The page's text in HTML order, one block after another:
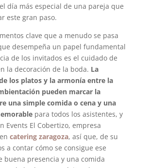
día más especial de una pareja que
este gran paso.
clave que a menudo se pasa
desempeña un papel fundamental
de los invitados es el cuidado de
la decoración de la boda. La
los platos y la armonía entre la
pueden marcar la
una simple comida o cena y una
para todos los asistentes, y
Events El Cobertizo, empresa
catering zaragoza, así que, de su
a contar cómo se consigue ese
buena presencia y una comida